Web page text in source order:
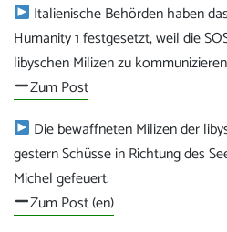
Italienische Behörden haben
Humanity 1 festgesetzt, weil die
libyschen Milizen zu
Zum Post
Die bewaffneten Milizen der
gestern Schüsse in Richtung des
Michel gefeuert.
Zum Post (en)